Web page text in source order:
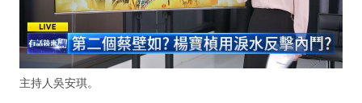
主持人吳安琪。